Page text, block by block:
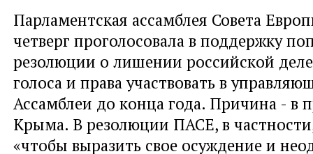
Парламентская ассамблея Совета
четверг проголосовала в поддержку
резолюции о лишении российской
голоса и права участвовать в
Ассамблеи до конца года. Причина - в
Крыма. В резолюции ПАСЕ, в
«чтобы выразить свое осуждение и